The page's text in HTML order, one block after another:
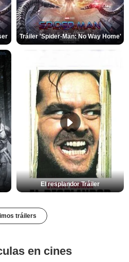
Tráiler 'Spider-Man: No Way Home'
El resplandor Tráiler
tráilers
en cines